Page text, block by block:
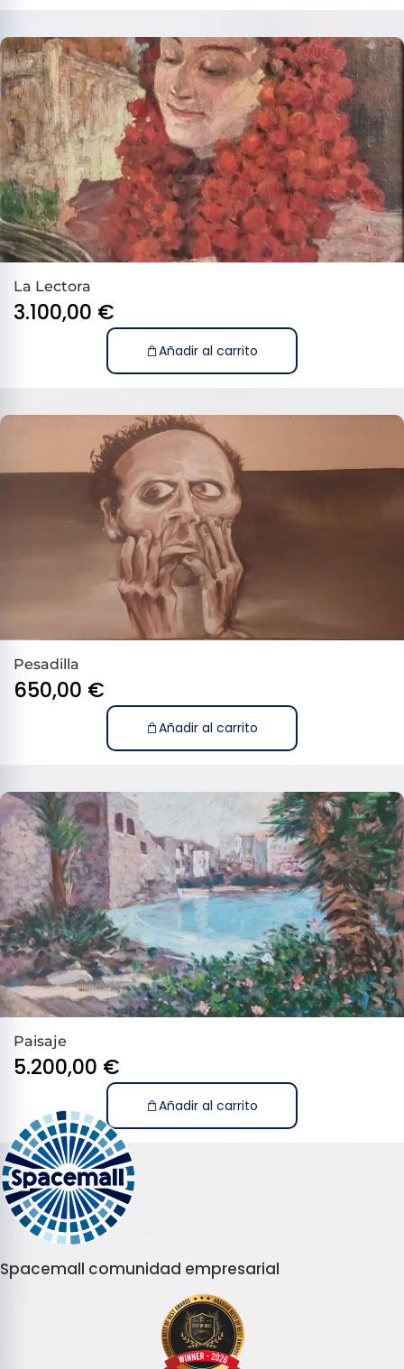
La Lectora
3.100,00 €
Añadir al carrito
Pesadilla
650,00 €
Añadir al carrito
Paisaje
5.200,00 €
Añadir al carrito
Spacemall comunidad empresarial